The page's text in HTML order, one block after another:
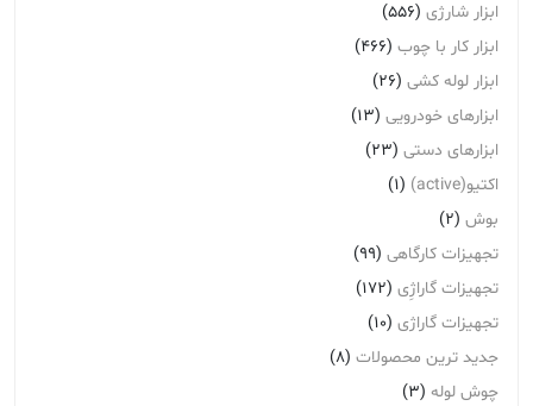
ابزار شارژی (556)
ابزار کار با چوب (466)
ابزار لوله کشی (26)
ابزارهای خودرویی (13)
ابزارهای دستی (23)
اکتیو(active)
(1)
بوش (2)
تجهیزات کارگاهی (99)
تجهیزات گاراژِی (172)
تجهیزات گاراژی (10)
جدید ترین محصولات (8)
چوش لوله (3)